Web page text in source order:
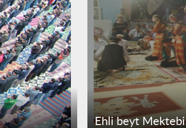
Ehli beyt Mektebi